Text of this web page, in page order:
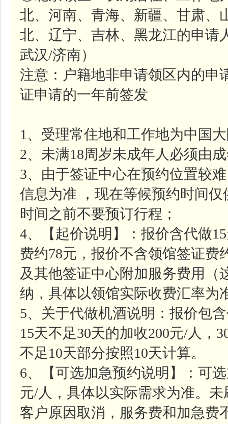
北、河南、青海、新疆、甘肃、
北、辽宁、吉林、黑龙江的申请
武汉/济南）
注意：户籍地非申请领区内的申
证申请的一年前签发
1、受理常住地和工作地为中国
2、未满18周岁未成年人必须由
3、由于签证中心在预约位置较
信息为准 ，现在等候预约时间
时间之前不要预订行程；
4、【起价说明】：报价含代做
费约78元，报价不含领馆签证费
及其他签证中心附加服务费用（
纳，具体以领馆实际收费汇率为
5、关于代做机酒说明：报价包
15天不足30天的加收200元/人，
不足10天部分按照10天计算。
6、【可选加急预约说明】：可
元/人，具体以实际需求为准。
客户原因取消，服务费和加急费